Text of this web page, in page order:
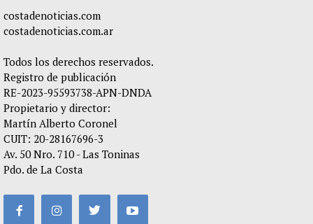
costadenoticias.com
costadenoticias.com.ar
Todos los derechos reservados.
Registro de publicación
RE-2023-95593738-APN-DNDA
Propietario y director:
Martín Alberto Coronel
CUIT: 20-28167696-3
Av. 50 Nro. 710 - Las Toninas
Pdo. de La Costa